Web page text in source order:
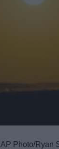
AP Photo/Ryan